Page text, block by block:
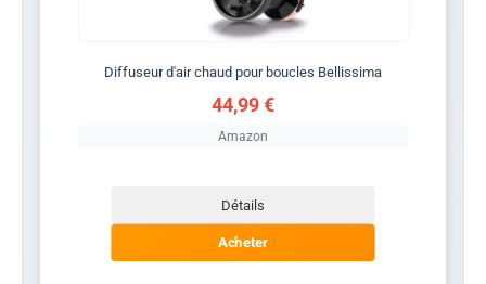
Diffuseur d'air chaud pour boucles Bellissima
44,99 €
Amazon
Détails
Acheter